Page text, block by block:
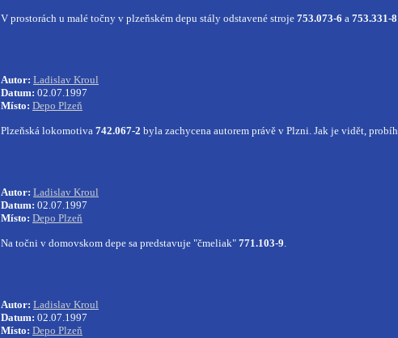
V prostorách u malé točny v plzeňském depu stály odstavené stroje 753.073-6 a 753.331-8
Autor: Ladislav Kroul
Datum: 02.07.1997
Místo: Depo Plzeň
Plzeňská lokomotiva 742.067-2 byla zachycena autorem právě v Plzni. Jak je vidět,
Autor: Ladislav Kroul
Datum: 02.07.1997
Místo: Depo Plzeň
Na točni v domovskom depe sa predstavuje "čmeliak" 771.103-9.
Autor: Ladislav Kroul
Datum: 02.07.1997
Místo: Depo Plzeň